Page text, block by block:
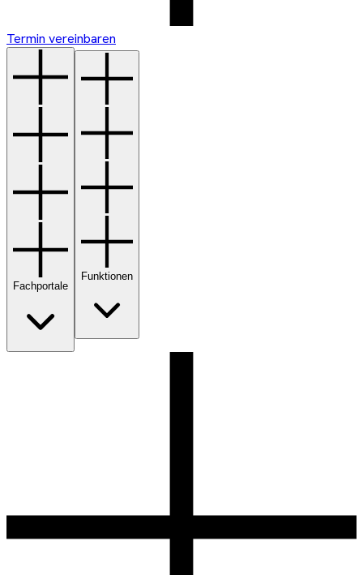
Termin vereinbaren
Fachportale
Funktionen